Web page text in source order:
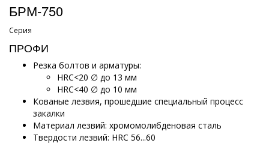
БРМ-750
Серия
ПРОФИ
Резка болтов и арматуры:
HRC<20 ∅ до 13 мм
HRC<40 ∅ до 10 мм
Кованые лезвия, прошедшие специальный процесс
закалки
Материал лезвий: хромомолибденовая сталь
Твердости лезвий: HRC 56...60